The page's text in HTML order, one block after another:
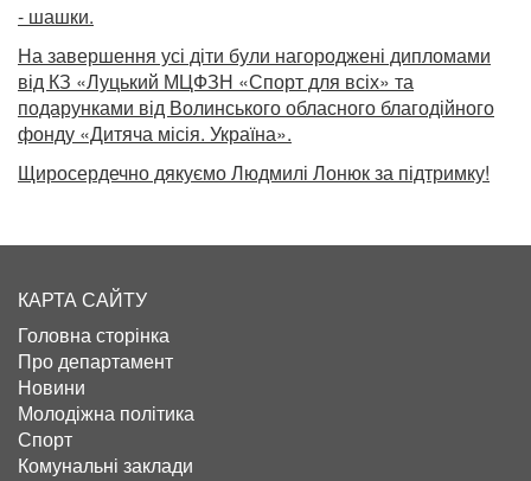
- шашки.
На завершення усі діти були нагороджені дипломами
від КЗ «Луцький МЦФЗН «Спорт для всіх» та
подарунками від Волинського обласного благодійного
фонду «Дитяча місія. Україна».
Щиросердечно дякуємо Людмилі Лонюк за підтримку!
КАРТА САЙТУ
Головна сторінка
Про департамент
Новини
Молодіжна політика
Спорт
Комунальні заклади